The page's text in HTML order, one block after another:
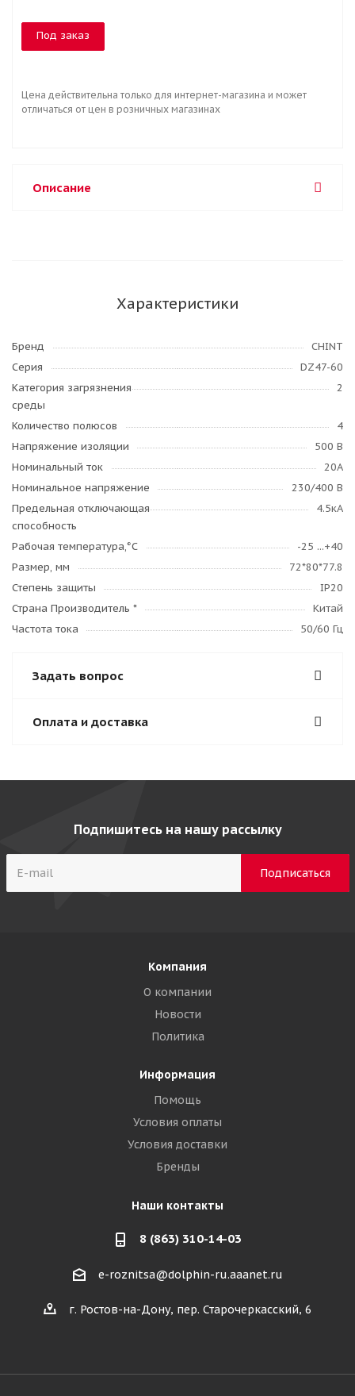
Под заказ
Цена действительна только для интернет-магазина и может
отличаться от цен в розничных магазинах
Описание
Характеристики
Бренд
CHINT
Серия
DZ47-60
Категория загрязнения
среды
2
Количество полюсов
4
Напряжение изоляции
500 В
Номинальный ток
20А
Номинальное напряжение
230/400 В
Предельная отключающая
способность
4.5кА
Рабочая температура,°C
-25 ...+40
Размер, мм
72*80*77.8
Степень защиты
IP20
Страна Производитель *
Китай
Частота тока
50/60 Гц
Задать вопрос
Оплата и доставка
Подпишитесь на нашу рассылку
Компания
О компании
Новости
Политика
Информация
Помощь
Условия оплаты
Условия доставки
Бренды
Наши контакты
8 (863) 310-14-03
e-roznitsa@dolphin-ru.aaanet.ru
г. Ростов-на-Дону, пер. Старочеркасский, 6